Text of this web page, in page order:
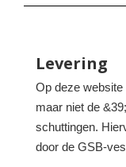
Levering
Op deze website
maar niet de
schuttingen.
door de GSB-